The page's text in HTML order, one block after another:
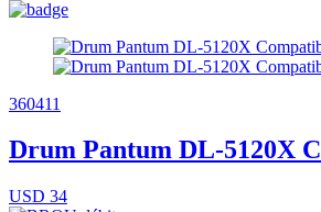
360411
Drum Pantum DL-5120X
USD 34